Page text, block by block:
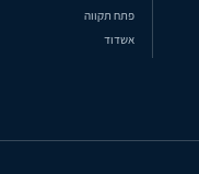
פתח תקווה
אשדוד